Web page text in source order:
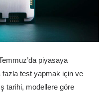
piyasaya
fazla test yapmak için ve
tarihi, modellere göre